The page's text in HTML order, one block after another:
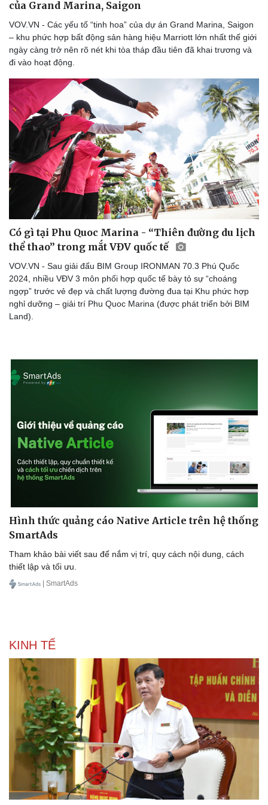
Văn hóa
Sân khấu - Điện ảnh
Văn học
Âm nhạc
Di sản
Nghệ sĩ
Thời trang
Sao Việt
của Grand Marina, Saigon
VOV.VN - Các yếu tố “tinh hoa” của dự án Grand Marina, Saigon
– khu phức hợp bất động sản hàng hiệu Marriott lớn nhất thế giới
ngày càng trở nên rõ nét khi tòa tháp đầu tiên đã khai trương và
đi vào hoạt động.
Có gì tại Phu Quoc Marina - “Thiên đường du lịch
thể thao” trong mắt VĐV quốc tế
VOV.VN - Sau giải đấu BIM Group IRONMAN 70.3 Phú Quốc
2024, nhiều VĐV 3 môn phối hợp quốc tế bày tỏ sự “choáng
ngợp” trước vẻ đẹp và chất lượng đường đua tại Khu phức hợp
nghỉ dưỡng – giải trí Phu Quoc Marina (được phát triển bởi BIM
Land).
Hình thức quảng cáo Native Article trên hệ thống
SmartAds
Tham khảo bài viết sau để nắm vị trí, quy cách nội dung, cách
thiết lập và tối ưu.
| SmartAds
KINH TẾ